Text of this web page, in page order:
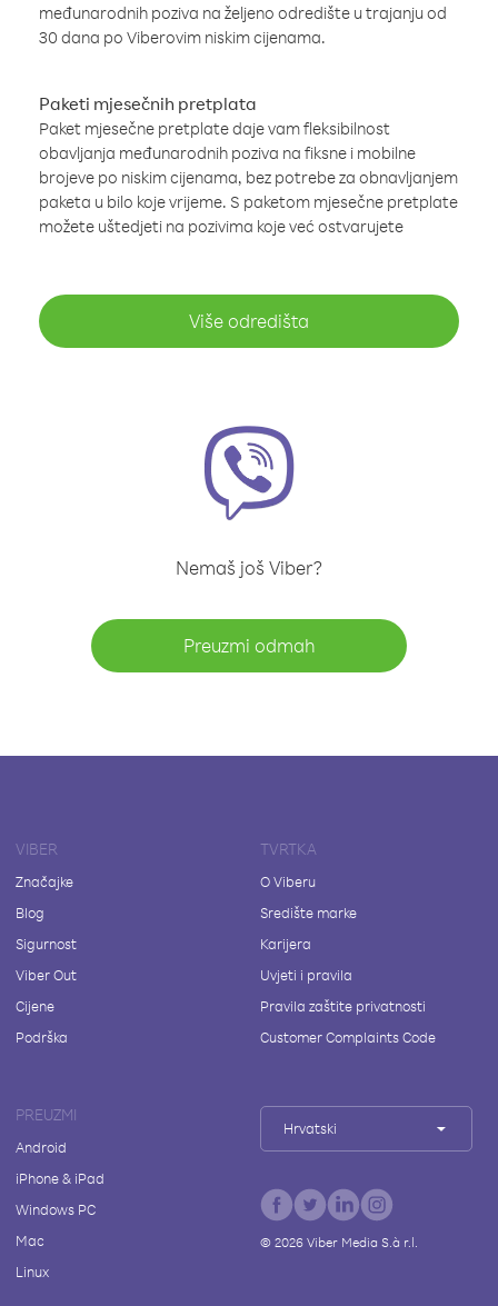
međunarodnih poziva na željeno odredište u trajanju od
30 dana po Viberovim niskim cijenama.
Paketi mjesečnih pretplata
Paket mjesečne pretplate daje vam fleksibilnost
obavljanja međunarodnih poziva na fiksne i mobilne
brojeve po niskim cijenama, bez potrebe za obnavljanjem
paketa u bilo koje vrijeme. S paketom mjesečne pretplate
možete uštedjeti na pozivima koje već ostvarujete
Više odredišta
Nemaš još Viber?
Preuzmi odmah
VIBER
Značajke
Blog
Sigurnost
Viber Out
Cijene
Podrška
TVRTKA
O Viberu
Središte marke
Karijera
Uvjeti i pravila
Pravila zaštite privatnosti
Customer Complaints Code
PREUZMI
Android
iPhone & iPad
Windows PC
Mac
Linux
Hrvatski
© 2026Viber Media S.à r.l.